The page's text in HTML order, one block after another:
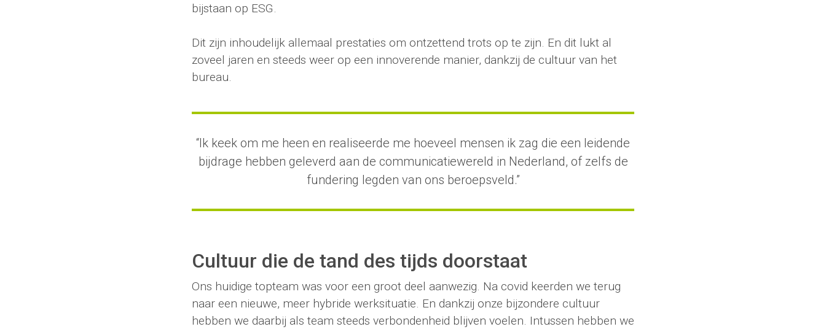
bijstaan op ESG.
Dit zijn inhoudelijk allemaal prestaties om ontzettend trots op te zijn. En dit lukt al
zoveel jaren en steeds weer op een innoverende manier, dankzij de cultuur van het
bureau.
“Ik keek om me heen en realiseerde me hoeveel mensen ik zag die een leidende
bijdrage hebben geleverd aan de communicatiewereld in Nederland, of zelfs de
fundering legden van ons beroepsveld.”
Cultuur die de tand des tijds doorstaat
Ons huidige topteam was voor een groot deel aanwezig. Na covid keerden we terug
naar een nieuwe, meer hybride werksituatie. En dankzij onze bijzondere cultuur
hebben we daarbij als team steeds verbondenheid blijven voelen. Intussen hebben we